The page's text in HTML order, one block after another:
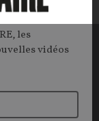
216commentaires
les
vidéos